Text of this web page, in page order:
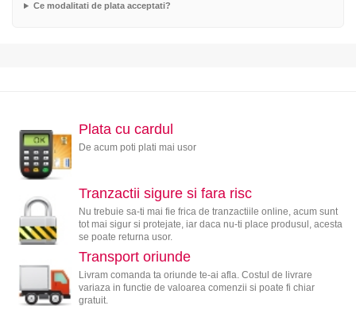
Ce modalitati de plata acceptati?
Plata cu cardul
De acum poti plati mai usor
Tranzactii sigure si fara risc
Nu trebuie sa-ti mai fie frica de tranzactiile online, acum sunt
tot mai sigur si protejate, iar daca nu-ti place produsul, acesta
se poate returna usor.
Transport oriunde
Livram comanda ta oriunde te-ai afla. Costul de livrare
variaza in functie de valoarea comenzii si poate fi chiar
gratuit.